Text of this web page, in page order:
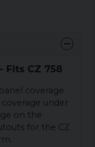
Fits CZ 758
coverage
under
on the
for the CZ